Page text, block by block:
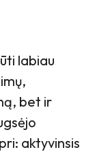
labiau
bet ir
aktyvinsis